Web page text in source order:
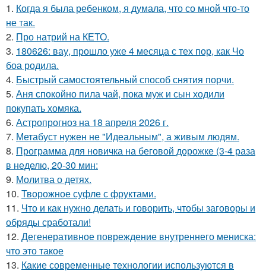
1. Когда я была ребенком, я думала, что со мной что-то
не так.
2. Про натрий на КЕТО.
3. 180626: вау, прошло уже 4 месяца с тех пор, как Чо
боа родила.
4. Быстрый самостоятельный способ снятия порчи.
5. Аня спокойно пила чай, пока муж и сын ходили
покупать хомяка.
6. Астропрогноз на 18 апреля 2026 г.
7. Метабуст нужен не "Идеальным", а живым людям.
8. Программа для новичка на беговой дорожке (3-4 раза
в неделю, 20-30 мин:
9. Молитва о детях.
10. Творожное суфле с фруктами.
11. Что и как нужно делать и говорить, чтобы заговоры и
обряды сработали!
12. Дегенеративное повреждение внутреннего мениска:
что это такое
13. Какие современные технологии используются в